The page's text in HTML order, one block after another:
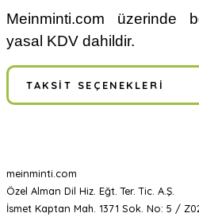
Meinminti.com üzerinde
yasal KDV dahildir.
TAKSIT SEÇENEKLERI
meinminti.com
Özel Alman Dil Hiz. Eğt. Ter. Tic. A.Ş.
İsmet Kaptan Mah. 1371 Sok. No: 5 /